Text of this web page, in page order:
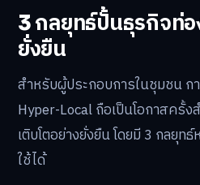
3 กลยุทธ์ปั้นธุรกิจท่อ
ยั่งยืน
สำหรับผู้ประกอบการในชุมชน ก
Hyper-Local ถือเป็นโอกาสครั้
เติบโตอย่างยั่งยืน โดยมี 3 กลยุท
ใช้ได้